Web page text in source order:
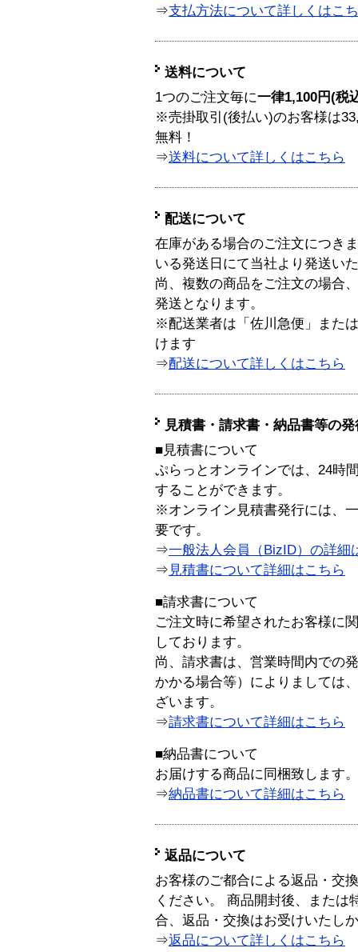
⇒支払方法について詳しくはこ
送料について
1つのご注文毎に一律1,100円(税
※売掛取引(後払い)のお客様は
無料！
⇒送料について詳しくはこちら
配送について
在庫がある場合のご注文につき
いる発送日にて当社より発送い
尚、複数の商品をご注文の場合
発送となります。
※配送業者は「佐川急便」また
けます
⇒配送について詳しくはこちら
見積書・請求書・納品書等の
■見積書について
ぷらっとオンラインでは、24時
することができます。
※オンライン見積書発行には、
要です。
⇒一般法人会員（BizID）の詳細
⇒ 見積書について詳細はこちら
■請求書について
ご注文時に希望されたお客様に
しております。
尚、請求書は、営業時間内での
かかる場合等）によりましては
ざいます。
⇒請求書について詳細はこちら
■納品書について
お届けする商品に同梱致します。
⇒納品書について詳細はこちら
返品について
お客様のご都合による返品・交
ください。 商品開封後、または
合、返品・交換はお受けいたし
⇒返品について詳しくはこちら